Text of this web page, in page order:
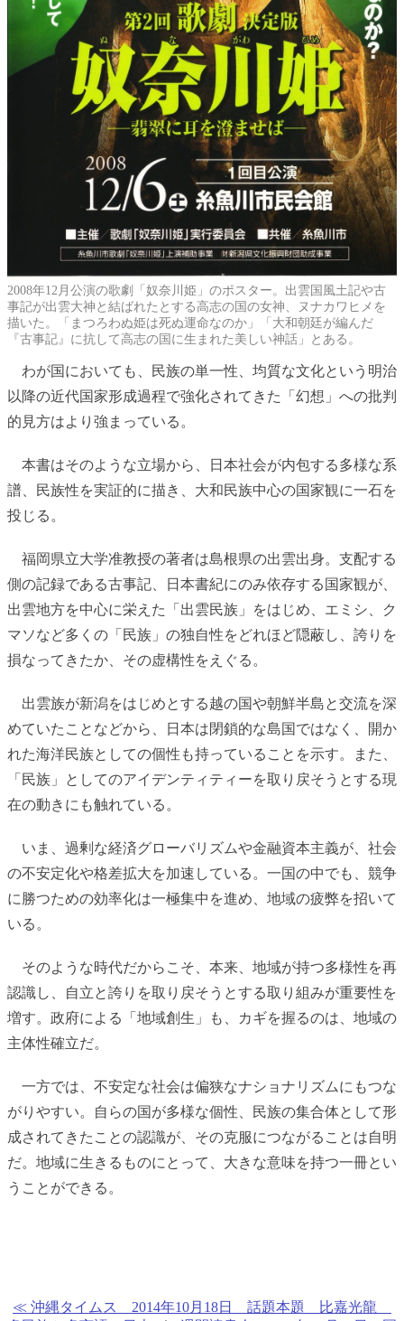
2008年12月公演の歌劇「奴奈川姫」のポスター。出雲国風土記や古
事記が出雲大神と結ばれたとする高志の国の女神、ヌナカワヒメを
描いた。「まつろわぬ姫は死ぬ運命なのか」「大和朝廷が編んだ
『古事記』に抗して高志の国に生まれた美しい神話」とある。
わが国においても、民族の単一性、均質な文化という明治
以降の近代国家形成過程で強化されてきた「幻想」への批判
的見方はより強まっている。
本書はそのような立場から、日本社会が内包する多様な系
譜、民族性を実証的に描き、大和民族中心の国家観に一石を
投じる。
福岡県立大学准教授の著者は島根県の出雲出身。支配する
側の記録である古事記、日本書紀にのみ依存する国家観が、
出雲地方を中心に栄えた「出雲民族」をはじめ、エミシ、ク
マソなど多くの「民族」の独自性をどれほど隠蔽し、誇りを
損なってきたか、その虚構性をえぐる。
出雲族が新潟をはじめとする越の国や朝鮮半島と交流を深
めていたことなどから、日本は閉鎖的な島国ではなく、開か
れた海洋民族としての個性も持っていることを示す。また、
「民族」としてのアイデンティティーを取り戻そうとする現
在の動きにも触れている。
いま、過剰な経済グローバリズムや金融資本主義が、社会
の不安定化や格差拡大を加速している。一国の中でも、競争
に勝つための効率化は一極集中を進め、地域の疲弊を招いて
いる。
そのような時代だからこそ、本来、地域が持つ多様性を再
認識し、自立と誇りを取り戻そうとする取り組みが重要性を
増す。政府による「地域創生」も、カギを握るのは、地域の
主体性確立だ。
一方では、不安定な社会は偏狭なナショナリズムにもつな
がりやすい。自らの国が多様な個性、民族の集合体として形
成されてきたことの認識が、その克服につながることは自明
だ。地域に生きるものにとって、大きな意味を持つ一冊とい
うことができる。
≪ 沖縄タイムス 2014年10月18日 話題本題 比嘉光龍